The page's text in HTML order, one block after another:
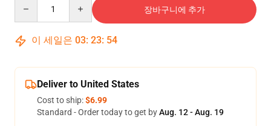
장바구니에 추가
이 세일은 03: 23: 54
Deliver to United States
Cost to ship:$6.99
Standard - Order today to get byAug. 12 - Aug. 19